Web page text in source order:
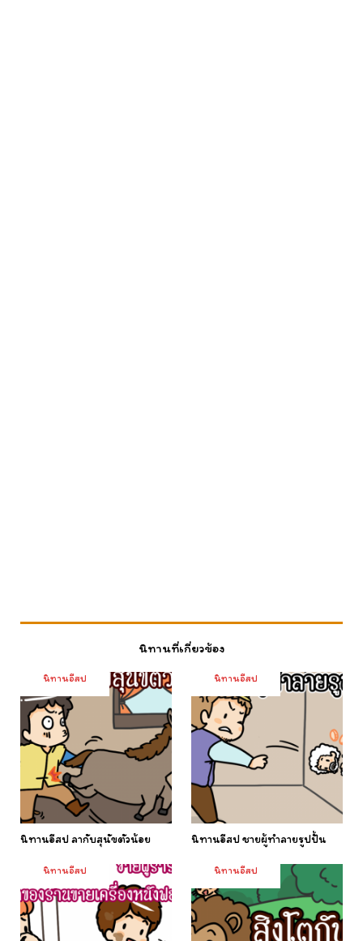
นิทานที่เกี่ยวข้อง
นิทานอีสป
นิทานอีสป ลากับสุนัขตัวน้อย
นิทานอีสป
นิทานอีสป ชายผู้ทำลายรูปปั้น
นิทานอีสป นิทานอีสป